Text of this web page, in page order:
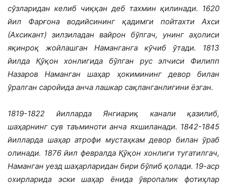
сўзларидан келиб чиққан деб тахмин қилинади. 1620
йил Фарғона водийсининг қадимги пойтахти Ахси
(Ахсикант) зилзиладан вайрон бўлгач, унинг аҳолиси
яқинроқ жойлашган Наманганга кўчиб ўтади. 1813
йилда Қўқон хонлигида бўлган рус элчиси Филипп
Назаров Наманган шаҳар ҳокимининг девор билан
ўралган саройида анча лашкар сақланганлигини ёзган.
1819-1822 йилларда Янгиариқ канали қазилиб,
шаҳарнинг сув таъминоти анча яхшиланади. 1842-1845
йилларда шаҳар атрофи мустаҳкам девор билан ўраб
олинади. 1876 йил февралда Қўқон хонлиги тугатилгач,
Наманган уезд шаҳарларидан бири бўлиб қолади. 19-аср
охирларида эски шаҳар ёнида ўвропалик фотиҳлар